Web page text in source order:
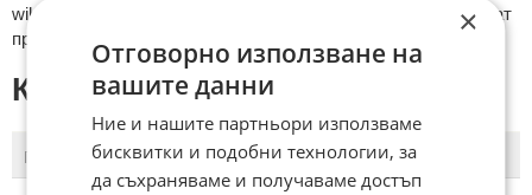
wikipedia.org, mobile.bg, imot.bg, zaplata.bg, bazar.bg ще бъдат
премахнати.
КОМЕНТАРИ КЪМ СТАТИЯТА
ПОСЛЕДНИ ПЪРВИ
×
Отговорно използване на
вашите данни
Ние и нашите партньори използваме
бисквитки и подобни технологии, за
да съхраняваме и получаваме достъп